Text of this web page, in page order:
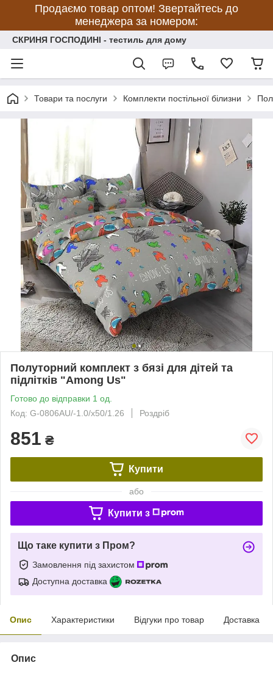
Продаємо товар оптом! Звертайтесь до
менеджера за номером:
СКРИНЯ ГОСПОДИНІ - тестиль для дому
Товари та послуги Комплекти постільної білизни
Полуторний комплект з бязі для дітей та
підлітків "Among Us"
Готово до відправки 1 од.
Код: G-0806AU/-1.0/x50/1.26
Роздріб
851 ₴
Купити
або
Купити з
Що таке купити з Пром?
Замовлення під захистом
Доступна доставка
Опис Характеристики Відгуки про товар Доставка
Опис